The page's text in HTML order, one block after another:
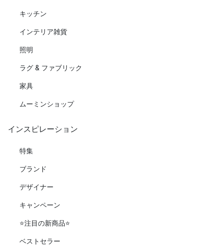
キッチン
インテリア雑貨
照明
ラグ & ファブリック
家具
ムーミンショップ
インスピレーション
特集
ブランド
デザイナー
キャンペーン
⭐️注目の新商品⭐️
ベストセラー